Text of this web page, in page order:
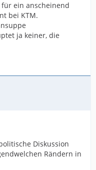
ein anscheinend
bei KTM.
ja keiner, die
Diskussion
Rändern in